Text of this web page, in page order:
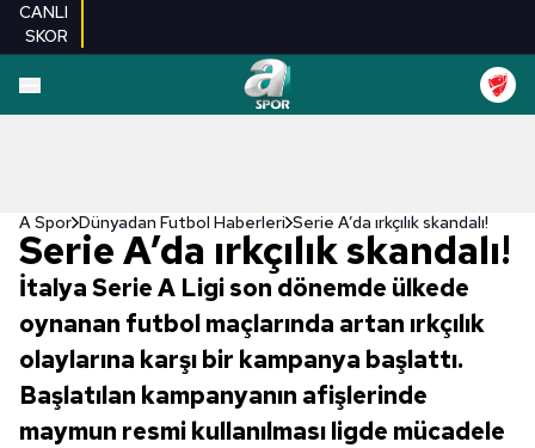
CANLI
SKOR
A Spor Dünyadan Futbol Haberleri Serie A’da ırkçılık skandalı!
Serie A’da ırkçılık skandalı!
İtalya Serie A Ligi son dönemde ülkede
oynanan futbol maçlarında artan ırkçılık
olaylarına karşı bir kampanya başlattı.
Başlatılan kampanyanın afişlerinde
maymun resmi kullanılması ligde mücadele